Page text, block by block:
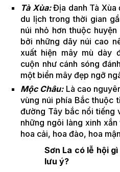
Tà Xùa:Địa danh Tà Xùa
du lịch trong thời gian
núi nhỏ hơn thuộc
bởi những dãy núi cao
xuất hiện mây mù dày
cuộn như cánh sóng
một biển mây đẹp ngỡ
Mộc Châu:Là cao
vùng núi phía Bắc thuộc
đường Tây bắc nổi tiếng
những ngôi làng xinh
hoa cải, hoa đào, hoa
Sơn La có lễ hội
lưu ý?